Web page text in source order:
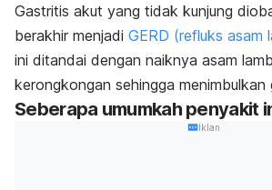
Gastritis akut yang tidak kunjung
berakhir menjadi GERD (refluks asam
ini ditandai dengan naiknya asam
kerongkongan sehingga menimbulkan
Seberapa umumkah penyakit
Iklan